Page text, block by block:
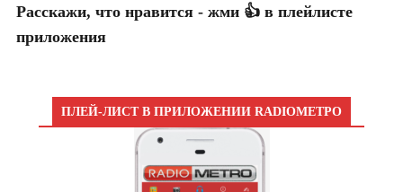
Расскажи, что нравится - жми 👍 в плейлисте
приложения
ПЛЕЙ-ЛИСТ В ПРИЛОЖЕНИИ RADIOМЕТРО